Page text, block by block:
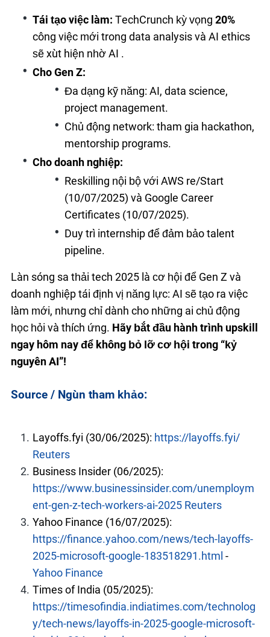
Tái tạo việc làm: TechCrunch kỳ vọng20%
công việc mới trong data analysis và AI ethics
sẽ xuất hiện nhờ AI .
Cho Gen Z:
Đa dạng kỹ năng: AI, data science,
project management.
Chủ động network: tham gia hackathon,
mentorship programs.
Cho doanh nghiệp:
Reskilling nội bộ với AWS re/Start
(10/07/2025) và Google Career
Certificates (10/07/2025).
Duy trì internship để đảm bảo talent
pipeline.
Làn sóng sa thải tech 2025 là cơ hội để Gen Z và
doanh nghiệp tái định vị năng lực: AI sẽ tạo ra việc
làm mới, nhưng chỉ dành cho những ai chủ động
học hỏi và thích ứng. Hãy bắt đầu hành trình upskill
ngay hôm nay để không bỏ lỡ cơ hội trong “kỷ
nguyên AI”!
Source / Nguồn tham khảo:
Layoffs.fyi (30/06/2025): https://layoffs.fyi/
Reuters
Business Insider (06/2025):
https://www.businessinsider.com/unemploym
ent-gen-z-tech-workers-ai-2025 Reuters
Yahoo Finance (16/07/2025):
https://finance.yahoo.com/news/tech-layoffs-
2025-microsoft-google-183518291.html -
Yahoo Finance
Times of India (05/2025):
https://timesofindia.indiatimes.com/technolog
y/tech-news/layoffs-in-2025-google-microsoft-